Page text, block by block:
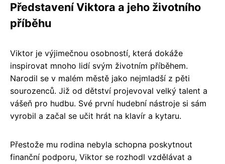
Představení Viktora a jeho životního
příběhu
Viktor je výjimečnou osobností, která dokáže
inspirovat mnoho lidí svým životním příběhem.
Narodil se v malém městě jako nejmladší z pěti
sourozenců. Již od dětství projevoval velký talent a
vášeň pro hudbu. Své první hudební nástroje si sám
vyrobil a začal se učit hrát na klavír a kytaru.
Přestože mu rodina nebyla schopna poskytnout
finanční podporu, Viktor se rozhodl vzdělávat a